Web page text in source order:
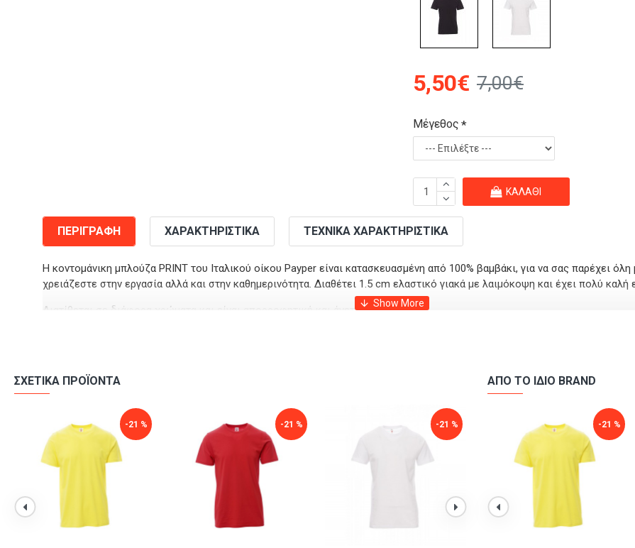
5,50€ 7,00€
Μέγεθος
ΚΑΛΆΘΙ
ΠΕΡΙΓΡΑΦΉ ΧΑΡΑΚΤΗΡΙΣΤΙΚΆ ΤΕΧΝΙΚΆ ΧΑΡΑΚΤΗΡΙΣΤΙΚΆ
Η κοντομάνικη μπλούζα PRINT του Ιταλικού οίκου Payper είναι κατασκευασμένη από 100% βαμβάκι, για να σας παρέχει
χρειάζεστε στην εργασία αλλά και στην καθημερινότητα. Διαθέτει 1.5 cm ελαστικό γιακά με λαιμόκοψη και έχει πολύ καλή
Διατίθεται σε διάφορα χρώματα και είναι απορροφητική και άνετη.
ΣΧΕΤΙΚΆ ΠΡΟΪΌΝΤΑ
-21 % -21 % -21 % -21 %
ΑΠΌ ΤΟ ΊΔΙΟ BRAND
-21 % -21 % -21 % -21 %